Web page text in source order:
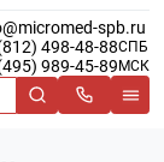
spb.ru
498-48-88СПБ
989-45-89 МСК